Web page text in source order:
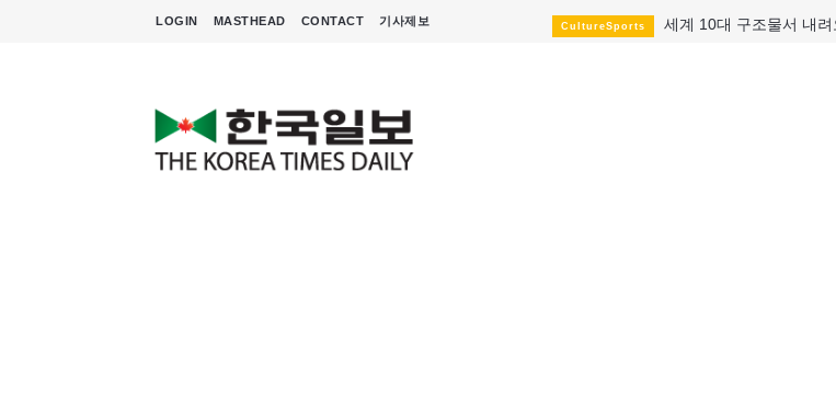
LOGIN MASTHEAD CONTACT 기사제보 CultureSports 세계 10대 구조물서 내려